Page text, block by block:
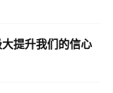
提升我们的信心